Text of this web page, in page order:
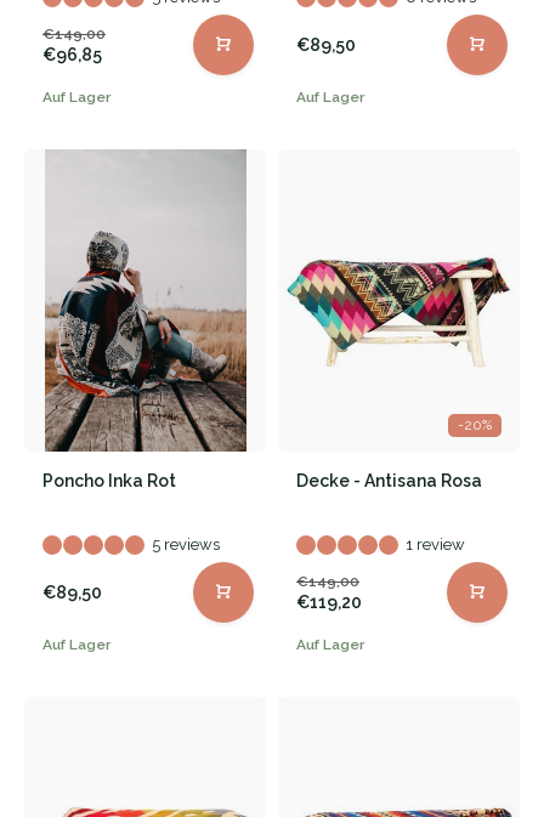
€149,00
€96,85
Auf Lager
€89,50
Auf Lager
Poncho Inka Rot
5 reviews
€89,50
Auf Lager
-20%
Decke - Antisana Rosa
1 review
€149,00
€119,20
Auf Lager